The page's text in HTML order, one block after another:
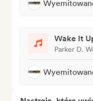
Wake It
Parker D.